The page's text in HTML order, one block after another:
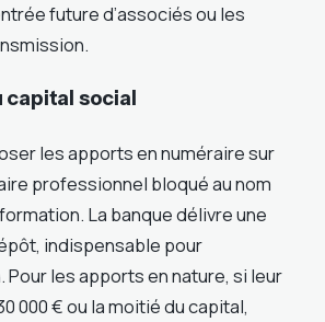
future d’associés ou les
capital social
les apports en numéraire sur
professionnel bloqué au nom
La banque délivre une
indispensable pour
Pour les apports en nature, si leur
000 € ou la moitié du capital,